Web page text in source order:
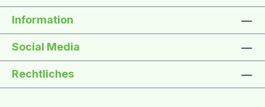
Information
Social Media
Rechtliches